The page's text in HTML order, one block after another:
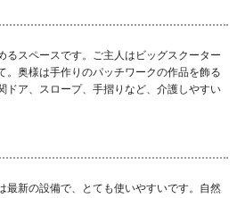
るスペースです。ご主人はビッグスクーター
。奥様は手作りのパッチワークの作品を飾る
ドア、スロープ、手摺りなど、介護しやすい
最新の設備で、とても使いやすいです。自然